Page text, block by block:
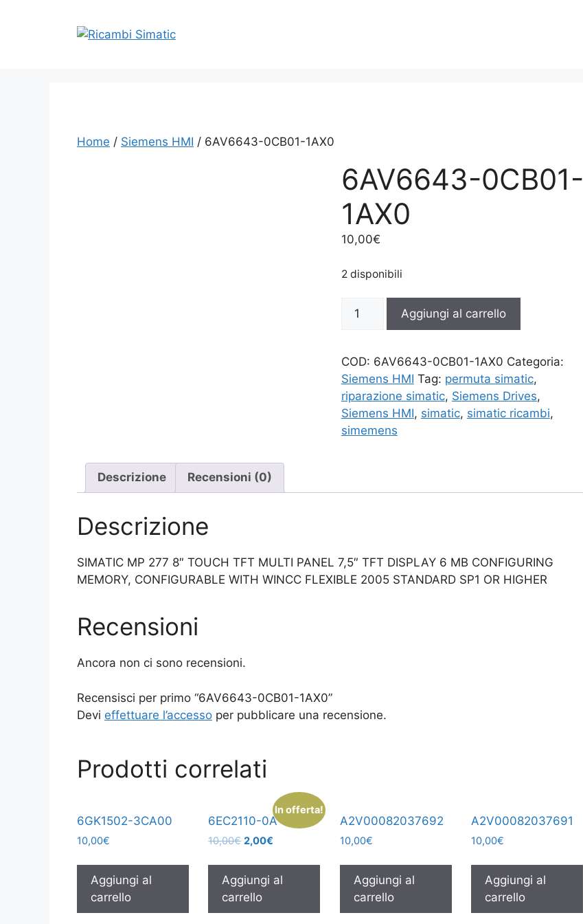
Home / Siemens HMI / 6AV6643-0CB01-1AX0
6AV6643-0CB01-
1AX0
10,00€
2 disponibili
0CB01-
quantità
Aggiungi al carrello
COD: 6AV6643-0CB01-1AX0 Categoria:
Siemens HMI Tag: permuta simatic,
riparazione simatic, Siemens Drives,
Siemens HMI, simatic, simatic ricambi,
simemens
Descrizione Recensioni (0)
Descrizione
SIMATIC MP 277 8″ TOUCH TFT MULTI PANEL 7,5″ TFT DISPLAY 6 MB CONFIGURING
MEMORY, CONFIGURABLE WITH WINCC FLEXIBLE 2005 STANDARD SP1 OR HIGHER
Recensioni
Ancora non ci sono recensioni.
Recensisci per primo “6AV6643-0CB01-1AX0”
Devi effettuare l’accesso per pubblicare una recensione.
Prodotti correlati
6GK1502-3CA00
10,00€
Aggiungi al
carrello
In offerta!
6EC2110-0A
10,00€ 2,00€
Aggiungi al
carrello
A2V00082037692
10,00€
Aggiungi al
carrello
A2V00082037691
10,00€
Aggiungi al
carrello